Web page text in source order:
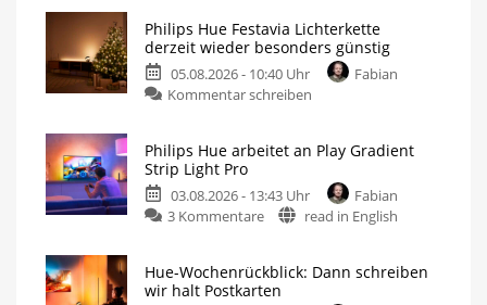
Philips Hue Festavia Lichterkette
derzeit wieder besonders günstig
05.08.2026 - 10:40 Uhr
Fabian
Kommentar schreiben
Philips Hue arbeitet an Play Gradient
Strip Light Pro
03.08.2026 - 13:43 Uhr
Fabian
3 Kommentare
read in English
Hue-Wochenrückblick: Dann schreiben
wir halt Postkarten